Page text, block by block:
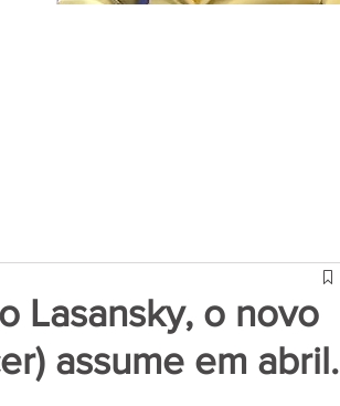
Lasansky, o novo
assume em abril.